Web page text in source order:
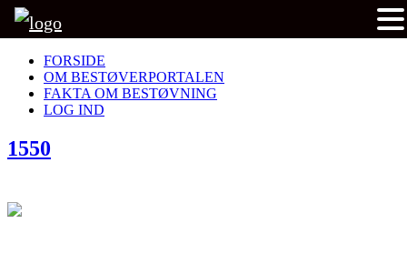
FORSIDE
OM BESTØVERPORTALEN
FAKTA OM BESTØVNING
LOG IND
1550